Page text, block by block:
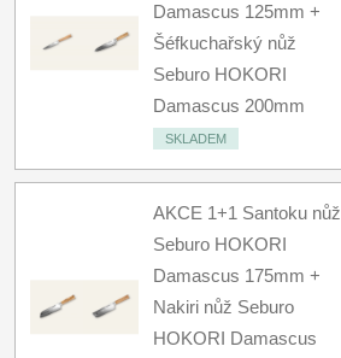
Damascus 125mm +
Šéfkuchařský nůž
Seburo HOKORI
Damascus 200mm
SKLADEM
AKCE 1+1 Santoku nůž
Seburo HOKORI
Damascus 175mm +
Nakiri nůž Seburo
HOKORI Damascus